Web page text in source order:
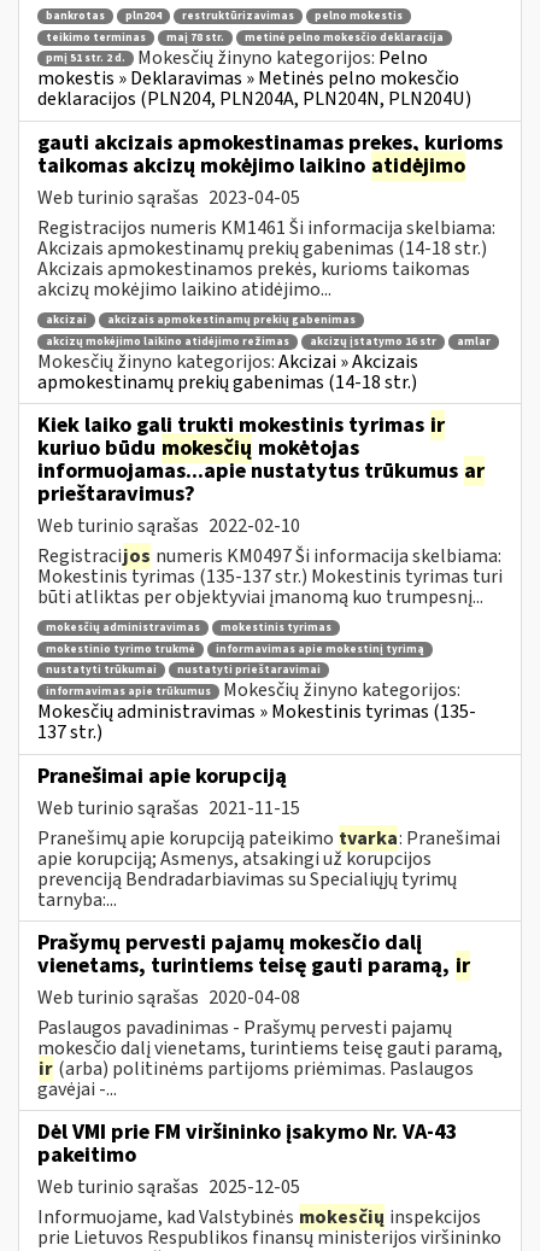
bankrotas pln204 restruktūrizavimas
pelno mokestis
teikimo terminas
maį 78 str.
metinė pelno mokesčio deklaracija
pmį 51 str. 2 d.
Mokesčių žinyno kategorijos: Pelno
mokestis » Deklaravimas » Metinės pelno mokesčio
deklaracijos (PLN204, PLN204A, PLN204N, PLN204U)
gauti akcizais apmokestinamas prekes, kurioms
taikomas akcizų mokėjimo laikino atidėjimo
Web turinio sąrašas 2023-04-05
Registracijos numeris KM1461 Ši informacija skelbiama:
Akcizais apmokestinamų prekių gabenimas (14-18 str.)
Akcizais apmokestinamos prekės, kurioms taikomas
akcizų mokėjimo laikino atidėjimo...
akcizai
akcizais apmokestinamų prekių gabenimas
akcizų mokėjimo laikino atidėjimo režimas
akcizų įstatymo 16 str amlar
Mokesčių žinyno kategorijos:Akcizai » Akcizais
apmokestinamų prekių gabenimas (14-18 str.)
Kiek laiko gali trukti mokestinis tyrimas ir
kuriuo būdu mokesčių mokėtojas
informuojamas...apie nustatytus trūkumus ar
prieštaravimus?
Web turinio sąrašas 2022-02-10
Registracijos numeris KM0497 Ši informacija skelbiama:
Mokestinis tyrimas (135-137 str.) Mokestinis tyrimas turi
būti atliktas per objektyviai įmanomą kuo trumpesnį...
mokesčių administravimas
mokestinis tyrimas
mokestinio tyrimo trukmė
informavimas apie mokestinį tyrimą
nustatyti trūkumai
nustatyti prieštaravimai
informavimas apie trūkumus
Mokesčių žinyno kategorijos:
Mokesčių administravimas » Mokestinis tyrimas (135-
137 str.)
Pranešimai apie korupciją
Web turinio sąrašas 2021-11-15
Pranešimų apie korupciją pateikimo tvarka: Pranešimai
apie korupciją; Asmenys, atsakingi už korupcijos
prevenciją Bendradarbiavimas su Specialiųjų tyrimų
tarnyba:...
Prašymų pervesti pajamų mokesčio dalį
vienetams, turintiems teisę gauti paramą, ir
Web turinio sąrašas 2020-04-08
Paslaugos pavadinimas - Prašymų pervesti pajamų
mokesčio dalį vienetams, turintiems teisę gauti paramą,
ir (arba) politinėms partijoms priėmimas. Paslaugos
gavėjai -...
Dėl VMI prie FM viršininko įsakymo Nr. VA-43
pakeitimo
Web turinio sąrašas 2025-12-05
Informuojame, kad Valstybinės mokesčių inspekcijos
prie Lietuvos Respublikos finansų ministerijos viršininko